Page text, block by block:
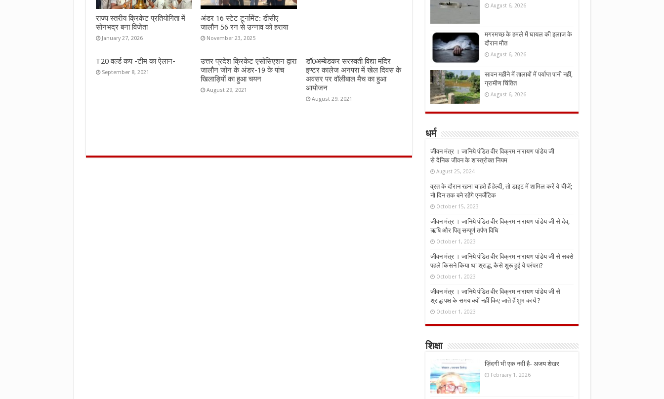
राज्य स्तरीय क्रिकेट प्रतियोगिता में
सोनभद्र बना विजेता
January 27, 2026
अंडर 16 स्टेट टूर्नामेंट: डीसीए
जालौन 56 रन से उन्नाव को हराया
November 23, 2025
T20 वर्ल्ड कप -टीम का ऐलान-
September 8, 2021
उत्तर प्रदेश क्रिकेट एसोसिएशन द्वारा
जालौन जोन के अंडर-19 के पांच
खिलाड़ियों का हुआ चयन
August 29, 2021
डॉ0अम्बेडकर सरस्वती विद्या मंदिर
इण्टर कालेज अनपरा में खेल दिवस के
अवसर पर वॉलीबाल मैच का हुआ
आयोजन
August 29, 2021
August 6, 2026
मगरमच्छ के हमले में घायल की इलाज के
दौरान मौत
August 6, 2026
सावन महीने में तालाबों में पर्याप्त पानी नहीं,
ग्रामीण चिंतित
August 6, 2026
धर्म
जीवन मंत्र । जानिये पंडित वीर विक्रम नारायण पांडेय जी
से दैनिक जीवन के शास्त्रोक्त नियम
August 25, 2024
व्रत के दौरान रहना चाहते हैं हेल्दी, तो डाइट में शामिल करें ये चीजें;
नौ दिन तक बने रहेंगे एनर्जेटिक
October 15, 2023
जीवन मंत्र । जानिये पंडित वीर विक्रम नारायण पांडेय जी से देव,
ऋषि और पितृ सम्पूर्ण तर्पण विधि
October 1, 2023
जीवन मंत्र । जानिये पंडित वीर विक्रम नारायण पांडेय जी से सबसे
पहले किसने किया था श्राद्ध, कैसे शुरू हुई ये परंपरा?
October 1, 2023
जीवन मंत्र । जानिये पंडित वीर विक्रम नारायण पांडेय जी से
श्राद्ध पक्ष के समय क्यों नहीं किए जाते हैं शुभ कार्य ?
October 1, 2023
शिक्षा
ज़िंदगी भी एक नदी है- अजय शेखर
February 1, 2026